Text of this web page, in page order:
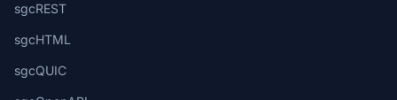
sgcREST
sgcHTML
sgcQUIC